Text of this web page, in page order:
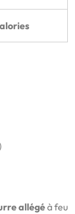
allégéà feu